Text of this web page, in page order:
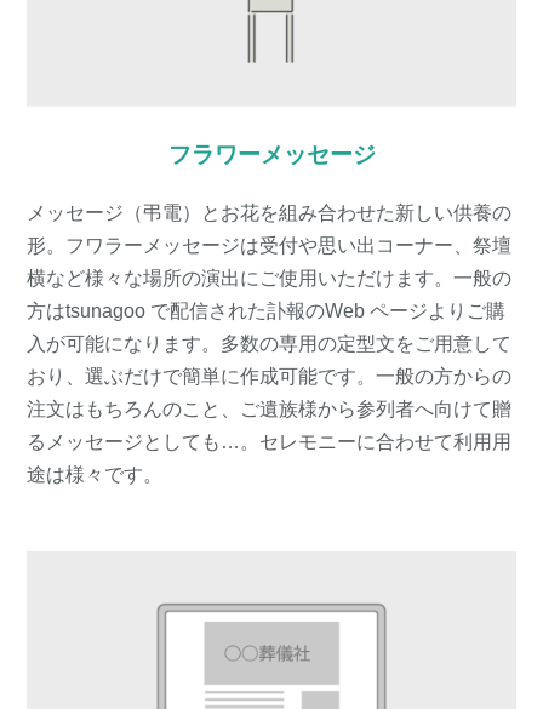
フラワーメッセージ
メッセージ（弔電）とお花を組み合わせた新しい供養の
形。フワラーメッセージは受付や思い出コーナー、祭壇
横など様々な場所の演出にご使用いただけます。一般の
方はtsunagoo で配信された訃報のWeb ページよりご購
入が可能になります。多数の専用の定型文をご用意して
おり、選ぶだけで簡単に作成可能です。一般の方からの
注文はもちろんのこと、ご遺族様から参列者へ向けて贈
るメッセージとしても…。セレモニーに合わせて利用用
途は様々です。